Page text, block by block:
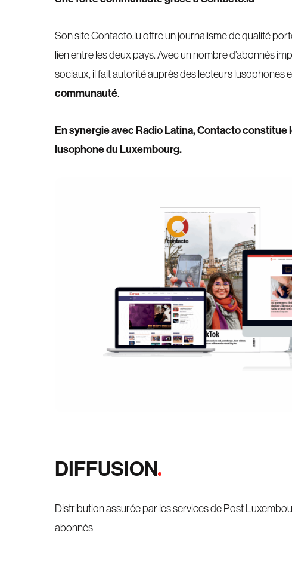
Son site Contacto.lu offre un journalisme de qualité
lien entre les deux pays. Avec un nombre d’abonnés
sociaux, il fait autorité auprès des lecteurs lusophones
communauté.
En synergie avec Radio Latina, Contacto
lusophone du Luxembourg.
DIFFUSION
Distribution assurée par les services de Post
abonnés